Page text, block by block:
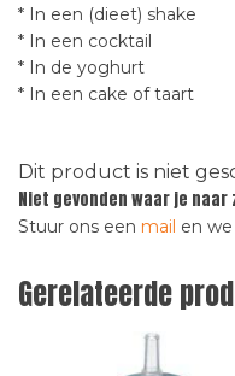
* In een (dieet) shake
* In een cocktail
* In de yoghurt
* In een cake of taart
Dit product is niet
Niet gevonden waar je
Stuur ons een mail en
Gerelateerde